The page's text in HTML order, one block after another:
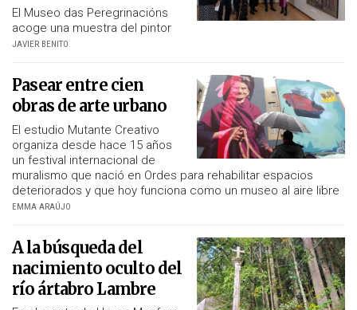
El Museo das Peregrinacións
acoge una muestra del pintor
JAVIER BENITO
Pasear entre cien
obras de arte urbano
El estudio Mutante Creativo
organiza desde hace 15 años
un festival internacional de
muralismo que nació en Ordes para rehabilitar espacios
deteriorados y que hoy funciona como un museo al aire libre
EMMA ARAÚJO
A la búsqueda del
nacimiento oculto del
río ártabro Lambre